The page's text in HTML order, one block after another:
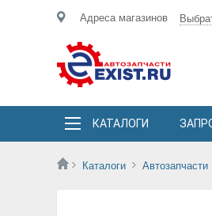
Адреса магазинов
КАТАЛОГИ
Каталоги Автозапчасти